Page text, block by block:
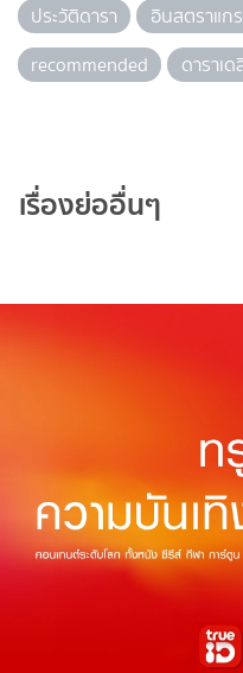
ประวัติดารา
อินสตราแก
recommended
ดาราเด
เรื่องย่ออื่นๆ